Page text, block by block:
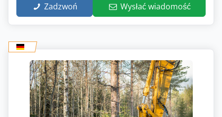
Zadzwoń Wysłać wiadomość